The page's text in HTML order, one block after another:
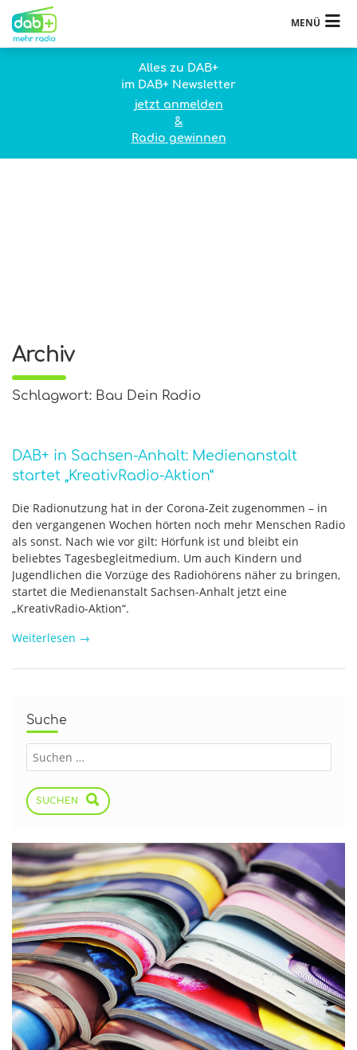
MENÜ
Alles zu DAB+
im DAB+ Newsletter
jetzt anmelden
&
Radio gewinnen
Archiv
Schlagwort: Bau Dein Radio
DAB+ in Sachsen-Anhalt: Medienanstalt
startet „KreativRadio-Aktion“
Die Radionutzung hat in der Corona-Zeit zugenommen – in
den vergangenen Wochen hörten noch mehr Menschen Radio
als sonst. Nach wie vor gilt: Hörfunk ist und bleibt ein
beliebtes Tagesbegleitmedium. Um auch Kindern und
Jugendlichen die Vorzüge des Radiohörens näher zu bringen,
startet die Medienanstalt Sachsen-Anhalt jetzt eine
„KreativRadio-Aktion“.
Weiterlesen →
Suche
SUCHEN